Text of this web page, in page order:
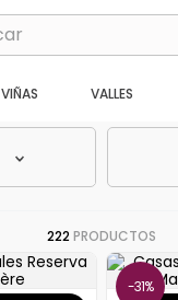
VIÑAS VALLES
222PRODUCTOS
31%